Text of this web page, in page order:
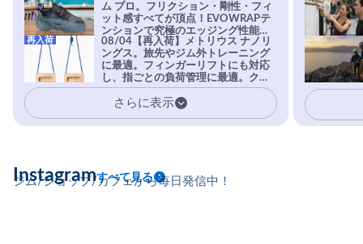
ム プロ。フリクション・剛性・フィ
ット感すべてが頂点！EVOWRAPテ
ンションで究極のエッジング性能を
実現。進化系ラバーEvo-74はTRAX
を凌駕する粘着力で極小ホールドに
安心感。
08/04【再入荷】メトリウス ナノリ
ングス。旅先やジム外トレーニング
に最適。フィンガーリフトにも対応
し、指ごとの負荷管理に最適。クラ
イマーの指を本気で鍛えるギア。
再入荷
さらに表示
ジム/ショップ/カフェから毎日発信中！
Instagramすべて見る